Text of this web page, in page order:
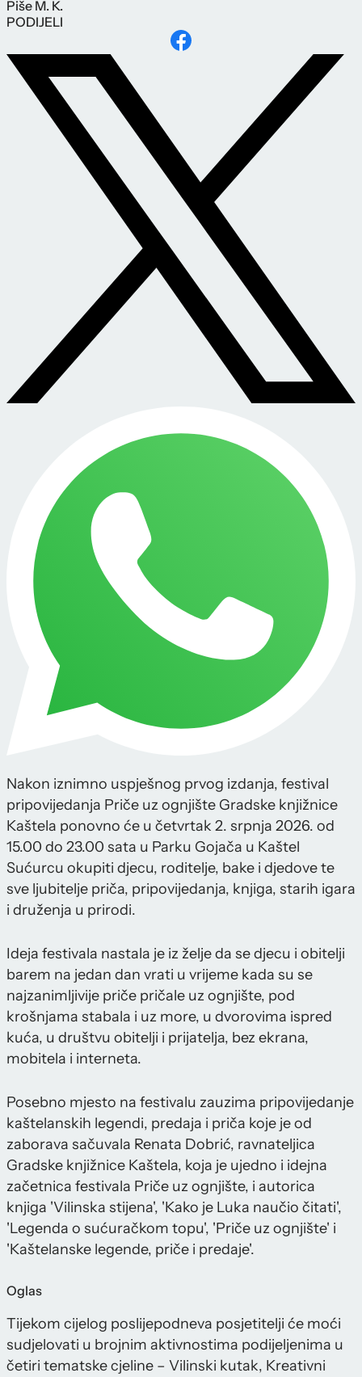
Piše M. K.
PODIJELI
Nakon iznimno uspješnog prvog izdanja, festival
pripovijedanja Priče uz ognjište Gradske knjižnice
Kaštela ponovno će u četvrtak 2. srpnja 2026. od
15.00 do 23.00 sata u Parku Gojača u Kaštel
Sućurcu okupiti djecu, roditelje, bake i djedove te
sve ljubitelje priča, pripovijedanja, knjiga, starih igara
i druženja u prirodi.
Ideja festivala nastala je iz želje da se djecu i obitelji
barem na jedan dan vrati u vrijeme kada su se
najzanimljivije priče pričale uz ognjište, pod
krošnjama stabala i uz more, u dvorovima ispred
kuća, u društvu obitelji i prijatelja, bez ekrana,
mobitela i interneta.
Posebno mjesto na festivalu zauzima pripovijedanje
kaštelanskih legendi, predaja i priča koje je od
zaborava sačuvala Renata Dobrić, ravnateljica
Gradske knjižnice Kaštela, koja je ujedno i idejna
začetnica festivala Priče uz ognjište, i autorica
knjiga 'Vilinska stijena', 'Kako je Luka naučio čitati',
'Legenda o sućuračkom topu', 'Priče uz ognjište' i
'Kaštelanske legende, priče i predaje'.
Oglas
Tijekom cijelog poslijepodneva posjetitelji će moći
sudjelovati u brojnim aktivnostima podijeljenima u
četiri tematske cjeline – Vilinski kutak, Kreativni